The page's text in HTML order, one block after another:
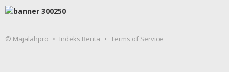
© Majalahpro Indeks Berita Terms of Service